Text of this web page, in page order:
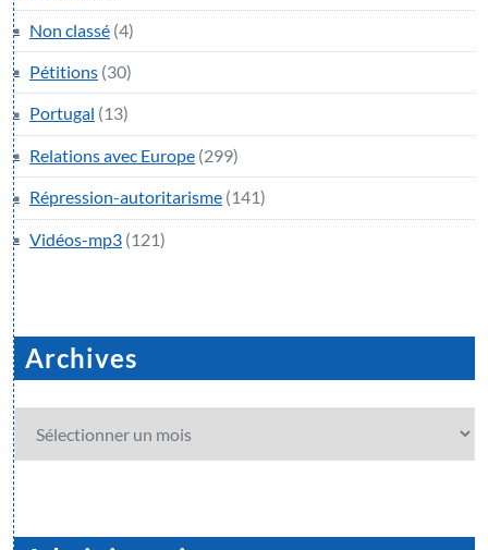
Non classé (4)
Pétitions (30)
Portugal (13)
Relations avec Europe (299)
Répression-autoritarisme (141)
Vidéos-mp3 (121)
Archives
Archives